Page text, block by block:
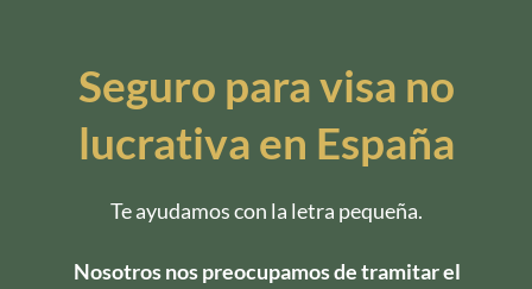
Seguro para visa no
lucrativa en España
Te ayudamos con la letra pequeña.
Nosotros nos preocupamos de tramitar el